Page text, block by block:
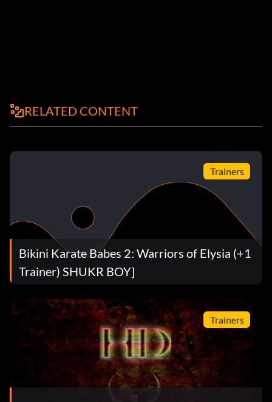
RELATED CONTENT
Trainers
Bikini Karate Babes 2: Warriors of Elysia (+1
Trainer) SHUKR BOY]
Trainers